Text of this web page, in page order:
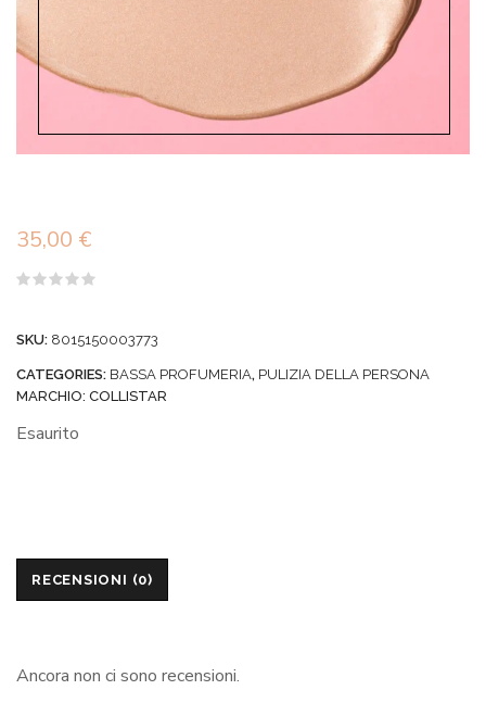
35,00 €
5
SKU: 8015150003773
CATEGORIES: BASSA PROFUMERIA, PULIZIA DELLA PERSONA
MARCHIO: COLLISTAR
Esaurito
RECENSIONI (0)
Ancora non ci sono recensioni.